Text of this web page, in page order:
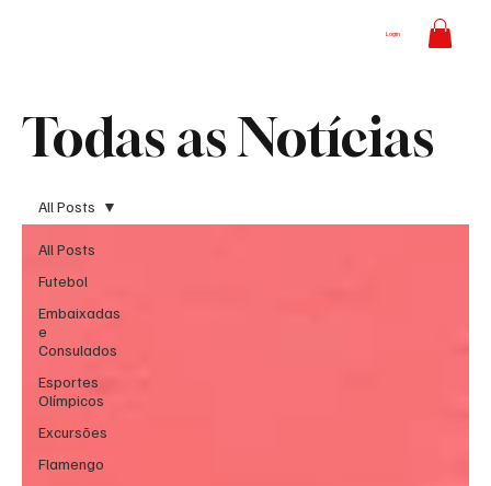
Login
Todas as Notícias
All Posts
Futebol
Embaixadas
e
Consulados
Esportes
Olímpicos
Excursões
Flamengo
All Posts